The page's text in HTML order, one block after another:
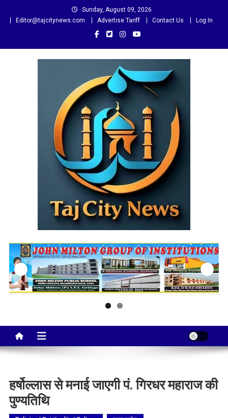
Sunday, August 09, 2026
Editor@tajcitynews.com
Advertise Tariff Contact Us Log In
Taj City News
हर्षोल्लास से मनाई जाएगी पं. गिरधर महाराज की
पुण्यतिथि